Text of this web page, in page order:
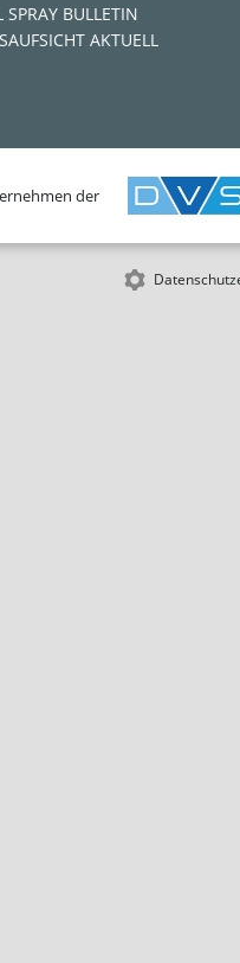
SPRAY BULLETIN
AKTUELL
der